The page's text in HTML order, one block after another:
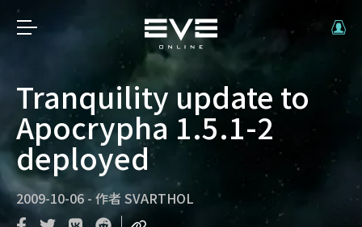
Tranquility update to
Apocrypha 1.5.1-2
deployed
2009-10-06 - 作者 SVARTHOL